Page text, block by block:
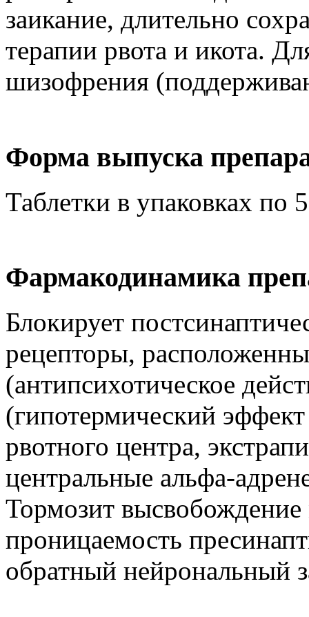
заикание, длительно
терапии рвота и икота.
шизофрения
Форма выпуска
Таблетки в упаковках по
Фармакодинамика
Блокирует
рецепторы,
(антипсихотическое
(гипотермический эффект
рвотного центра,
центральные альфа-
Тормозит
проницаемость
обратный нейрональный